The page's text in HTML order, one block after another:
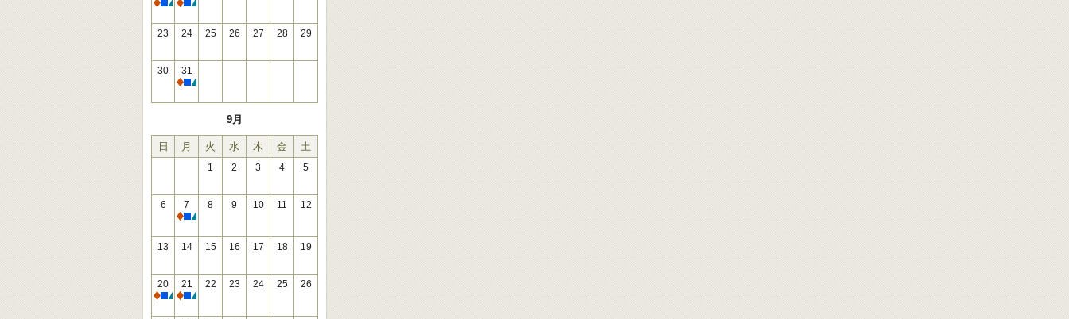
休館 休館
23 24 25 26 27 28 29
30
31
休館
9月
日 月 火 水 木 金 土
1 2 3 4 5
6
7
休館
8 9 10 11 12
13 14 15 16 17 18 19
20
休館
21
休館
22 23 24 25 26